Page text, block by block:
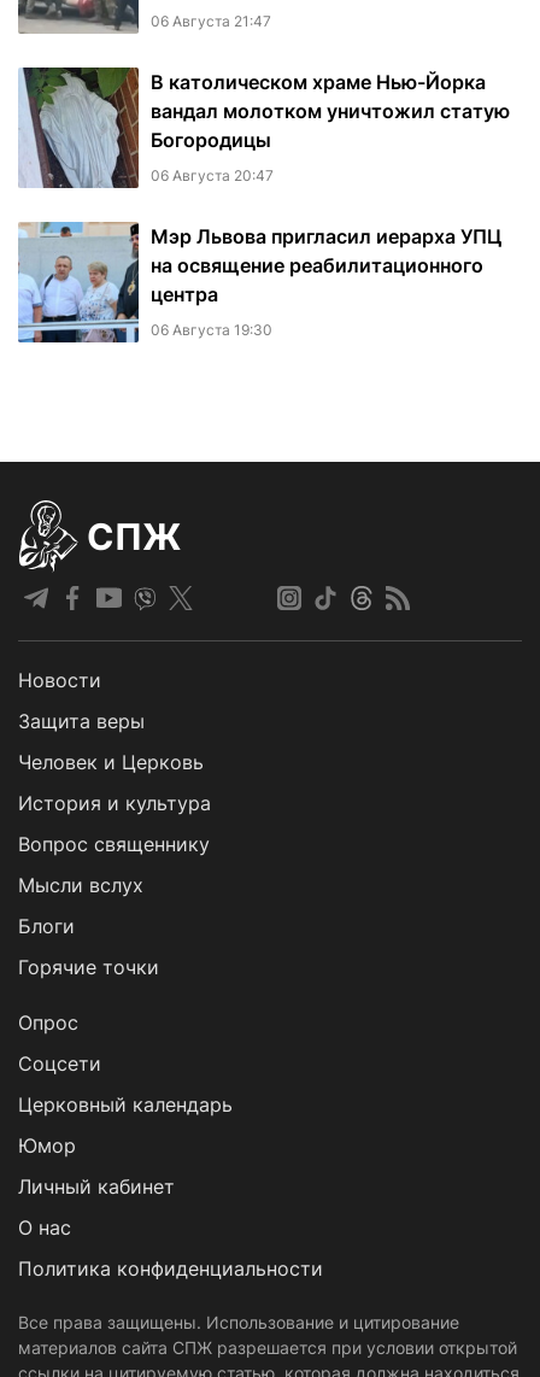
06 Августа 21:47
В католическом храме Нью-Йорка
вандал молотком уничтожил статую
Богородицы
06 Августа 20:47
Мэр Львова пригласил иерарха УПЦ
на освящение реабилитационного
центра
06 Августа 19:30
СПЖ
Новости
Защита веры
Человек и Церковь
История и культура
Вопрос священнику
Мысли вслух
Блоги
Горячие точки
Опрос
Cоцсети
Церковный календарь
Юмор
Личный кабинет
О нас
Политика конфиденциальности
Все права защищены. Использование и цитирование
материалов сайта СПЖ разрешается при условии открытой